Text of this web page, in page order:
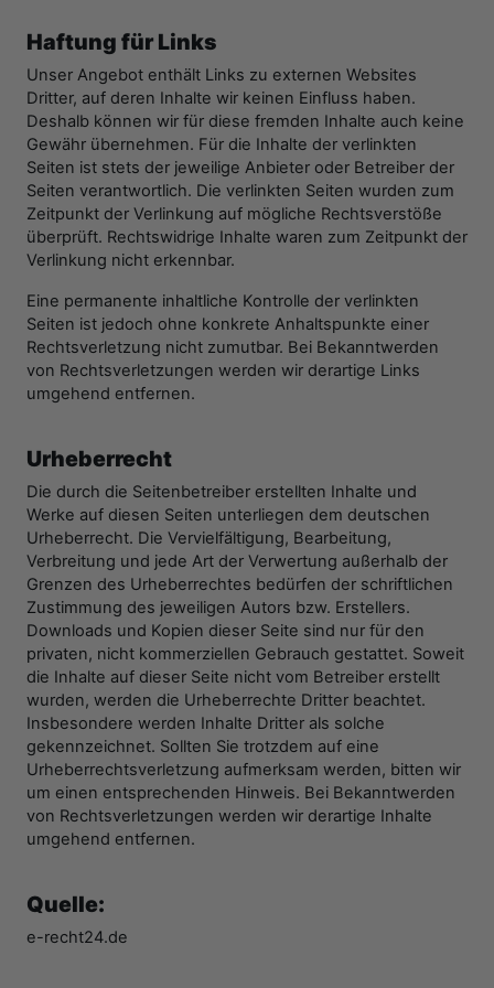
Haftung für Links
Unser Angebot enthält Links zu externen Websites
Dritter, auf deren Inhalte wir keinen Einfluss haben.
Deshalb können wir für diese fremden Inhalte auch keine
Gewähr übernehmen. Für die Inhalte der verlinkten
Seiten ist stets der jeweilige Anbieter oder Betreiber der
Seiten verantwortlich. Die verlinkten Seiten wurden zum
Zeitpunkt der Verlinkung auf mögliche Rechtsverstöße
überprüft. Rechtswidrige Inhalte waren zum Zeitpunkt der
Verlinkung nicht erkennbar.
Eine permanente inhaltliche Kontrolle der verlinkten
Seiten ist jedoch ohne konkrete Anhaltspunkte einer
Rechtsverletzung nicht zumutbar. Bei Bekanntwerden
von Rechtsverletzungen werden wir derartige Links
umgehend entfernen.
Urheberrecht
Die durch die Seitenbetreiber erstellten Inhalte und
Werke auf diesen Seiten unterliegen dem deutschen
Urheberrecht. Die Vervielfältigung, Bearbeitung,
Verbreitung und jede Art der Verwertung außerhalb der
Grenzen des Urheberrechtes bedürfen der schriftlichen
Zustimmung des jeweiligen Autors bzw. Erstellers.
Downloads und Kopien dieser Seite sind nur für den
privaten, nicht kommerziellen Gebrauch gestattet. Soweit
die Inhalte auf dieser Seite nicht vom Betreiber erstellt
wurden, werden die Urheberrechte Dritter beachtet.
Insbesondere werden Inhalte Dritter als solche
gekennzeichnet. Sollten Sie trotzdem auf eine
Urheberrechtsverletzung aufmerksam werden, bitten wir
um einen entsprechenden Hinweis. Bei Bekanntwerden
von Rechtsverletzungen werden wir derartige Inhalte
umgehend entfernen.
Quelle:
e-recht24.de